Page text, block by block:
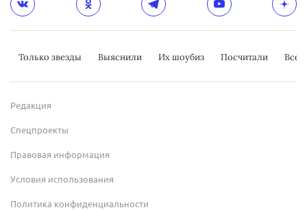
Только звезды Выяснили Их шоубиз Посчитали
Редакция
Спецпроекты
Правовая информация
Условия использования
Политика конфиденциальности